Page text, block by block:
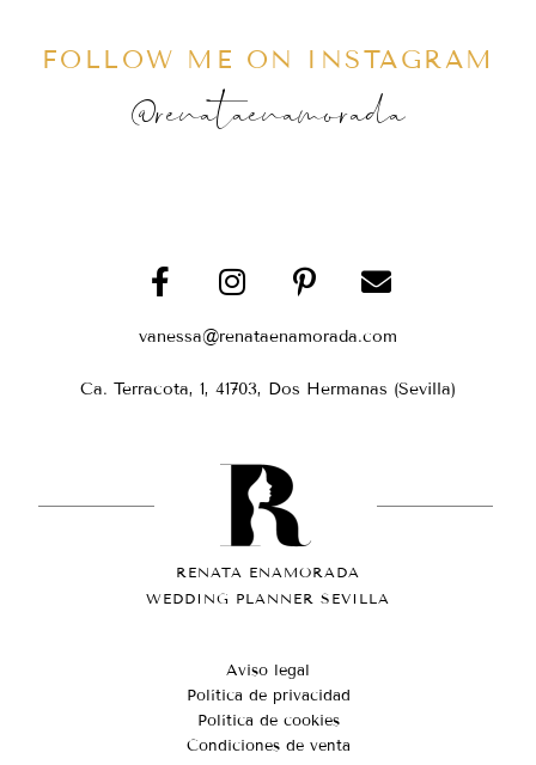
FOLLOW ME ON INSTAGRAM
@renataenamorada
vanessa@renataenamorada.com
Ca. Terracota, 1, 41703, Dos Hermanas (Sevilla)
RENATA ENAMORADA
WEDDING PLANNER SEVILLA
Aviso legal
Política de privacidad
Política de cookies
Condiciones de venta